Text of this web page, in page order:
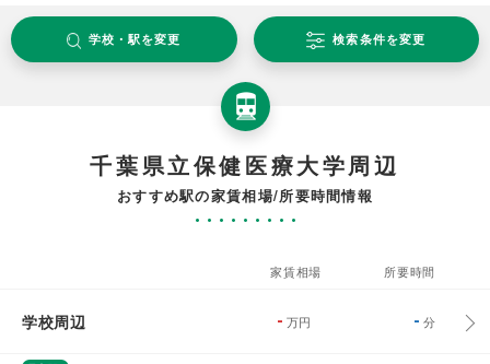
学校・駅を変更 検索条件を変更
千葉県立保健医療大学周辺
おすすめ駅の家賃相場/所要時間情報
家賃相場 所要時間
学校周辺 - 万円 - 分